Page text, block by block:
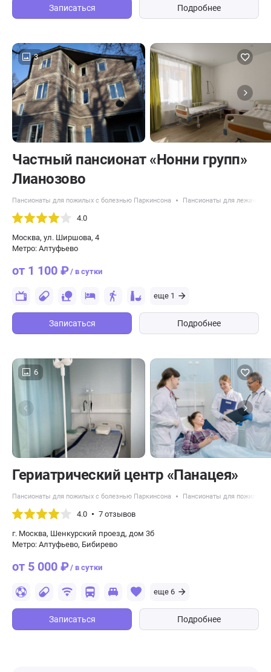
Записаться Подробнее
3
Частный пансионат «Нонни групп»
Лианозово
Пансионаты для пожилых с болезнью Паркинсона Пансионаты для лежачих
4.0
Москва, ул. Ширшова, 4
Метро: Алтуфьево
от 1 100 ₽/ в сутки
еще 1
Записаться Подробнее
6
​Гериатрический центр «Панацея»
Пансионаты для пожилых с болезнью Паркинсона Пансионаты для пожилых
4.0 7 отзывов
г. Москва, Шенкурский проезд, дом 3б
Метро: Алтуфьево, Бибирево
от 5 000 ₽/ в сутки
еще 6
Записаться Подробнее